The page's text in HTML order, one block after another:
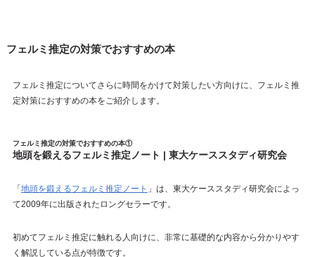
フェルミ推定の対策でおすすめの本
フェルミ推定についてさらに時間をかけて対策したい方向けに、フェルミ推
定対策におすすめの本をご紹介します。
フェルミ推定の対策でおすすめの本①
地頭を鍛えるフェルミ推定ノート | 東大ケーススタディ研究会
「 地頭を鍛えるフェルミ推定ノート 」は、東大ケーススタディ研究会によっ
て2009年に出版されたロングセラーです。
初めてフェルミ推定に触れる人向けに、非常に基礎的な内容から分かりやす
く解説している点が特徴です。